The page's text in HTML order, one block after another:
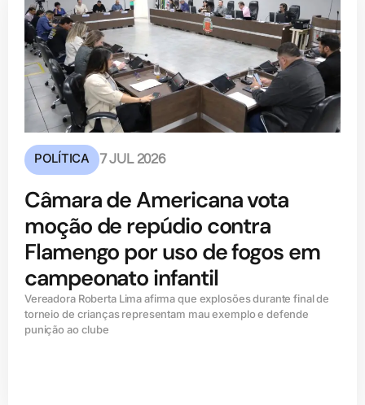
POLÍTICA 7 JUL 2026
Câmara de Americana vota
moção de repúdio contra
Flamengo por uso de fogos em
campeonato infantil
Vereadora Roberta Lima afirma que explosões durante final de
torneio de crianças representam mau exemplo e defende
punição ao clube